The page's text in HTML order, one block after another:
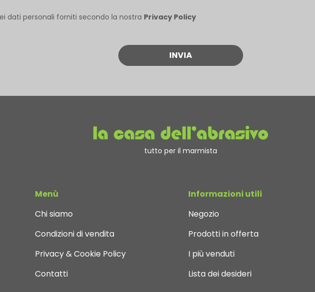
dati personali forniti secondo la nostra Privacy Policy
tutto per il marmista
Menù
Chi siamo
Condizioni di vendita
Privacy & Cookie Policy
Contatti
Informazioni utili
Negozio
Prodotti in offerta
I più venduti
Lista dei desideri